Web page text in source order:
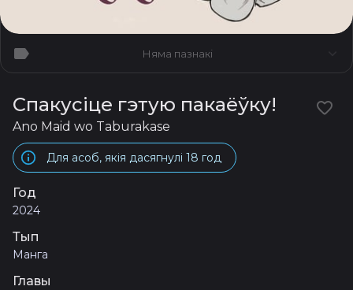
Няма пазнакі
Спакусіце гэтую пакаёўку!
Ano Maid wo Taburakase
Для асоб, якія дасягнулі 18 год
Год
2024
Тып
Манга
Главы